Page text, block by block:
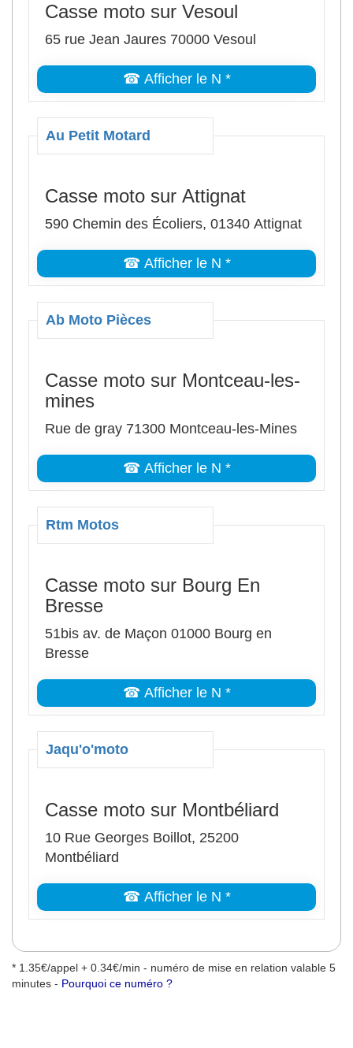
Casse moto sur Vesoul
65 rue Jean Jaures 70000 Vesoul
☎ Afficher le N *
Au Petit Motard
Casse moto sur Attignat
590 Chemin des Écoliers, 01340 Attignat
☎ Afficher le N *
Ab Moto Pièces
Casse moto sur Montceau-les-
mines
Rue de gray 71300 Montceau-les-Mines
☎ Afficher le N *
Rtm Motos
Casse moto sur Bourg En
Bresse
51bis av. de Maçon 01000 Bourg en
Bresse
☎ Afficher le N *
Jaqu'o'moto
Casse moto sur Montbéliard
10 Rue Georges Boillot, 25200
Montbéliard
☎ Afficher le N *
* 1.35€/appel + 0.34€/min - numéro de mise en relation valable 5
minutes - Pourquoi ce numéro ?